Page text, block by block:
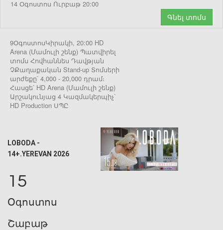
14 Օգոստոս Ուրբաթ 20:00
Գնել տոմս
9ՕգոստոսԿիրակի, 20:00 HD
Arena (Մամուլի շենք) Պատվիրել
տոմս Հովհաննես Դավթյան
ՉՔաղաքական Stand-up Տոմսերի
արժեքը՝ 4,000 - 20,000 դրամ։
Հասցե՝ HD Arena (Մամուլի շենք)
Արշակունյաց 4 Կազմակերպիչ՝
HD Production ՍՊԸ
LOBODA -
14+.YEREVAN 2026
15
Օգոստոս
Շաբաթ